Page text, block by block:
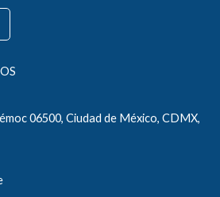
06500, Ciudad de México, CDMX,